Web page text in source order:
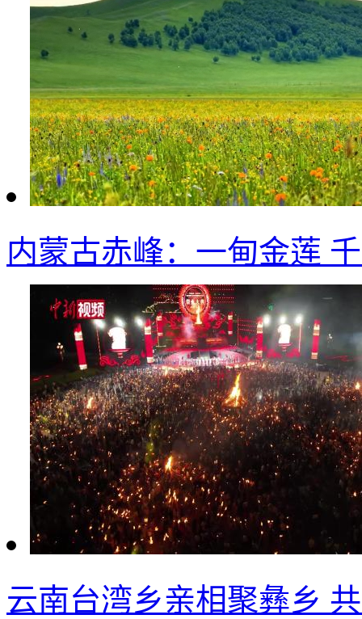
内蒙古赤峰：一甸金莲
云南台湾乡亲相聚彝乡